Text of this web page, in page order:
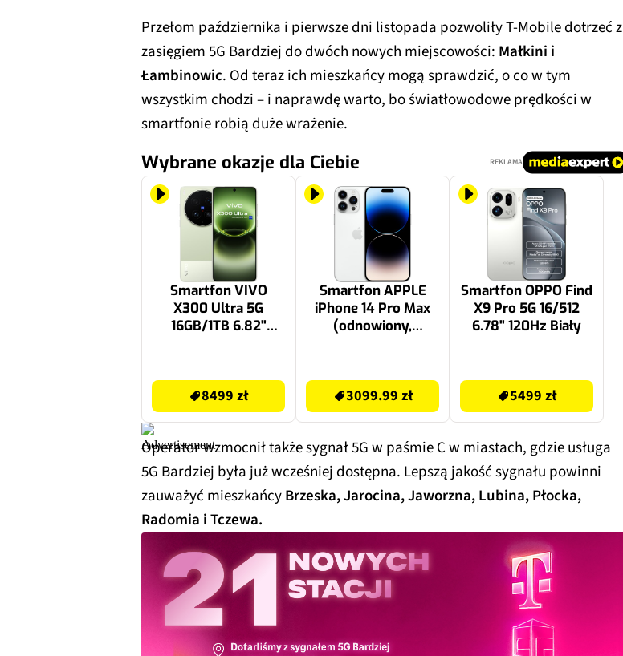
Przełom października i pierwsze dni listopada pozwoliły T-Mobile dotrzeć z
zasięgiem 5G Bardziej do dwóch nowych miejscowości: Małkini i
Łambinowic. Od teraz ich mieszkańcy mogą sprawdzić, o co w tym
wszystkim chodzi – i naprawdę warto, bo światłowodowe prędkości w
smartfonie robią duże wrażenie.
Wybrane okazje dla Ciebie REKLAMA
Smartfon VIVO
X300 Ultra 5G
16GB/1TB 6.82"
8499 zł
Smartfon APPLE
iPhone 14 Pro Max
(odnowiony,
Srebrny (CPO) 2x
eSIM
3099.99 zł
Smartfon OPPO Find
X9 Pro 5G 16/512
6.78" 120Hz Biały
5499 zł
Operator wzmocnił także sygnał 5G w paśmie C w miastach, gdzie usługa
5G Bardziej była już wcześniej dostępna. Lepszą jakość sygnału powinni
zauważyć mieszkańcyBrzeska, Jarocina, Jaworzna, Lubina, Płocka,
Radomia i Tczewa.